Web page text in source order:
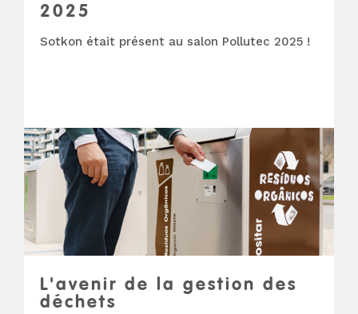
2025
Sotkon était présent au salon Pollutec 2025 !
L'avenir de la gestion des
déchets